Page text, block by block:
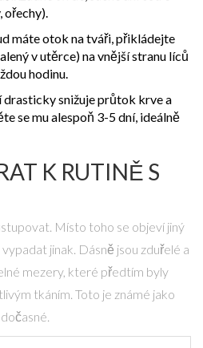
máte otok na tváři, přikládejte
v utěrce) na vnější stranu líců
hodinu.
drasticky snižuje průtok krve a
se mu alespoň 3-5 dní, ideálně
K RUTINĚ S
Místo toho se objeví jiný
jinak. Dásně jsou zduřelé a
mezery, které předtím byly
tkáním. Toto je známé jako